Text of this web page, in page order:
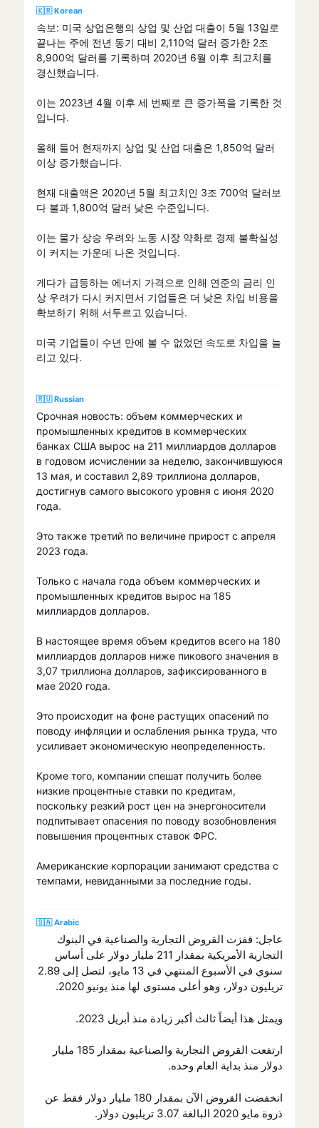
🇰🇷 Korean
속보: 미국 상업은행의 상업 및 산업 대출이 5월 13일로
끝나는 주에 전년 동기 대비 2,110억 달러 증가한 2조
8,900억 달러를 기록하며 2020년 6월 이후 최고치를
경신했습니다.
이는 2023년 4월 이후 세 번째로 큰 증가폭을 기록한 것
입니다.
올해 들어 현재까지 상업 및 산업 대출은 1,850억 달러
이상 증가했습니다.
현재 대출액은 2020년 5월 최고치인 3조 700억 달러보
다 불과 1,800억 달러 낮은 수준입니다.
이는 물가 상승 우려와 노동 시장 약화로 경제 불확실성
이 커지는 가운데 나온 것입니다.
게다가 급등하는 에너지 가격으로 인해 연준의 금리 인
상 우려가 다시 커지면서 기업들은 더 낮은 차입 비용을
확보하기 위해 서두르고 있습니다.
미국 기업들이 수년 만에 볼 수 없었던 속도로 차입을 늘
리고 있다.
🇷🇺 Russian
Срочная новость: объем коммерческих и
промышленных кредитов в коммерческих
банках США вырос на 211 миллиардов долларов
в годовом исчислении за неделю, закончившуюся
13 мая, и составил 2,89 триллиона долларов,
достигнув самого высокого уровня с июня 2020
года.
Это также третий по величине прирост с апреля
2023 года.
Только с начала года объем коммерческих и
промышленных кредитов вырос на 185
миллиардов долларов.
В настоящее время объем кредитов всего на 180
миллиардов долларов ниже пикового значения в
3,07 триллиона долларов, зафиксированного в
мае 2020 года.
Это происходит на фоне растущих опасений по
поводу инфляции и ослабления рынка труда, что
усиливает экономическую неопределенность.
Кроме того, компании спешат получить более
низкие процентные ставки по кредитам,
поскольку резкий рост цен на энергоносители
подпитывает опасения по поводу возобновления
повышения процентных ставок ФРС.
Американские корпорации занимают средства с
темпами, невиданными за последние годы.
🇸🇦 Arabic
عاجل: قفزت القروض التجارية والصناعية في البنوك
التجارية الأمريكية بمقدار 211 مليار دولار على أساس
سنوي في الأسبوع المنتهي في 13 مايو، لتصل إلى 2.89
تريليون دولار، وهو أعلى مستوى لها منذ يونيو 2020.
ويمثل هذا أيضاً ثالث أكبر زيادة منذ أبريل 2023.
ارتفعت القروض التجارية والصناعية بمقدار 185 مليار
دولار منذ بداية العام وحده.
انخفضت القروض الآن بمقدار 180 مليار دولار فقط عن
ذروة مايو 2020 البالغة 3.07 تريليون دولار.